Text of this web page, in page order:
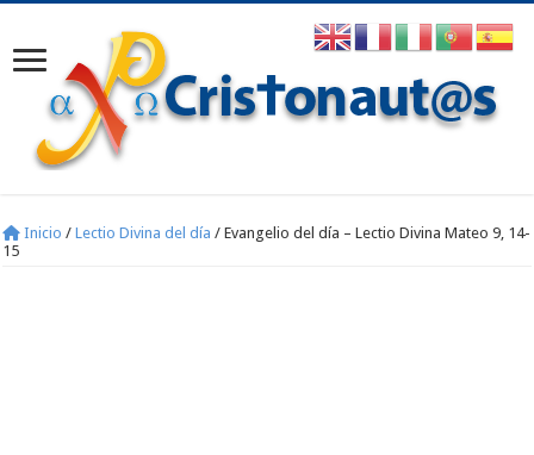
Inicio / Lectio Divina del día / Evangelio del día – Lectio Divina Mateo 9, 14-
15